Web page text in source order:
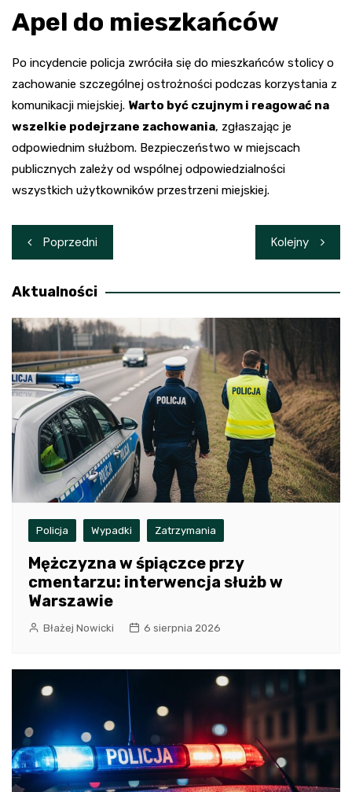
Apel do mieszkańców
Po incydencie policja zwróciła się do mieszkańców stolicy o
zachowanie szczególnej ostrożności podczas korzystania z
komunikacji miejskiej. Warto być czujnym i reagować na
wszelkie podejrzane zachowania, zgłaszając je
odpowiednim służbom. Bezpieczeństwo w miejscach
publicznych zależy od wspólnej odpowiedzialności
wszystkich użytkowników przestrzeni miejskiej.
Nawigacja
wpisu
Poprzedni Kolejny
Aktualności
Policja Wypadki Zatrzymania
Mężczyzna w śpiączce przy
cmentarzu: interwencja służb w
Warszawie
Błażej Nowicki 6 sierpnia 2026